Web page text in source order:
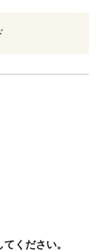
ください。